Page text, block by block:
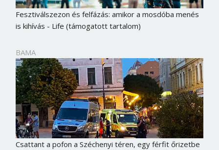
Fesztiválszezon és felfázás: amikor a mosdóba menés
is kihívás - Life (támogatott tartalom)
BAMA
Csattant a pofon a Széchenyi téren, egy férfit őrizetbe